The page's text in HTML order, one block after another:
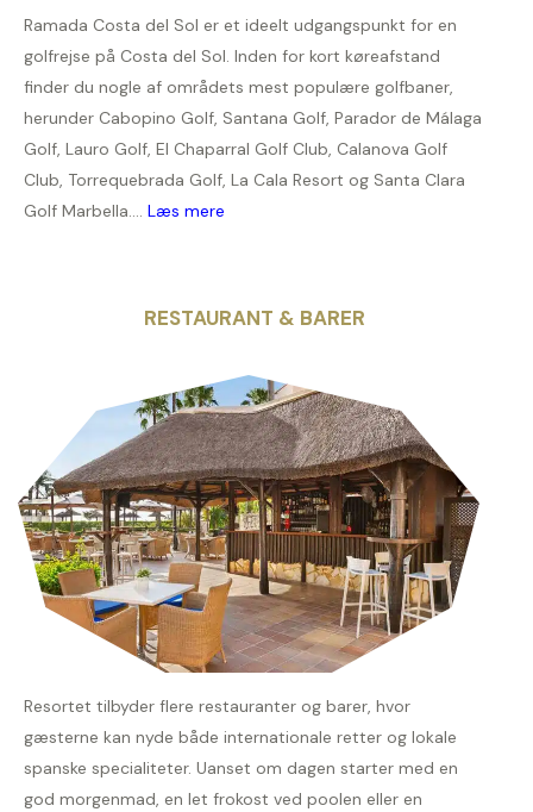
Ramada Costa del Sol er et ideelt udgangspunkt for en
golfrejse på Costa del Sol. Inden for kort køreafstand
finder du nogle af områdets mest populære golfbaner,
herunder Cabopino Golf, Santana Golf, Parador de Málaga
Golf, Lauro Golf, El Chaparral Golf Club, Calanova Golf
Club, Torrequebrada Golf, La Cala Resort og Santa Clara
Golf Marbella.... Læs mere
RESTAURANT & BARER
Resortet tilbyder flere restauranter og barer, hvor
gæsterne kan nyde både internationale retter og lokale
spanske specialiteter. Uanset om dagen starter med en
god morgenmad, en let frokost ved poolen eller en